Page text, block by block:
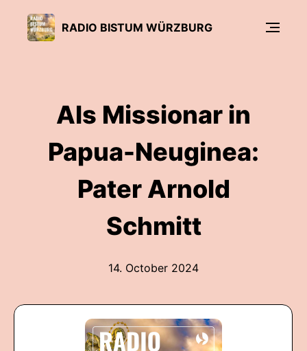
RADIO BISTUM WÜRZBURG
Als Missionar in
Papua-Neuginea:
Pater Arnold
Schmitt
14. October 2024